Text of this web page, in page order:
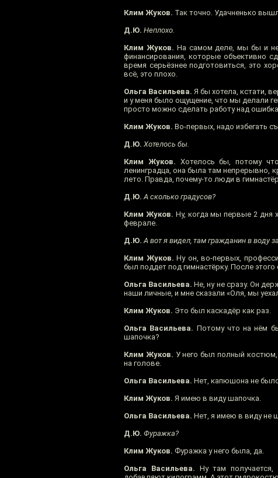
Клим Жуков. Так точно. Удачненько
Д.Ю. Неплохо.
Клим Жуков. На самом деле, мы бы и
финансирования, которые объективно
время серьёзнее подготовиться, это
всё, это плохо.
Ольга Васильева. Я бы хотела, кстати,
и у меня было ощущение, что мы делали
просто можно сделать работу над
Клим Жуков. Во-первых, надо избегать
Д.Ю. Хотелось бы.
Клим Жуков. Хотелось бы, потому
ленинградца, она была там непрерывно,
лето. Правда, почему-то люди в
Д.Ю. А сколько градусов?
Клим Жуков. Ну, когда мы первые 2 дня
феврале.
Д.Ю. А вот я видел, там гражданин в воду
Клим Жуков. Ну он, во-первых,
был поддет под гимнастёрку. После
Ольга Васильева. Не, ну не сразу. Он
наши личные, и мне сказали «Оля, мы
Клим Жуков. Это был каскадёр как раз.
Ольга Васильева. Потому что на нём
шапочка?
Клим Жуков. У него был полный костюм,
на голове.
Ольга Васильева. Нет, капюшона не
Клим Жуков. Я имею в виду шапочка.
Ольга Васильева. Нет, я имею в виду не
Д.Ю. Фуражка?
Клим Жуков. Фуражка у него была, да.
Ольга Васильева. Ну там